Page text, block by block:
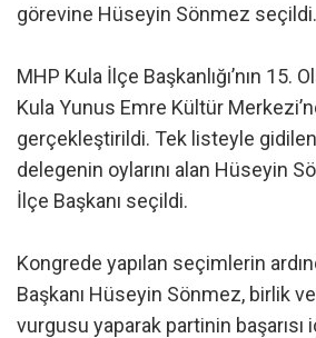
görevine Hüseyin Sönmez seçildi.
MHP Kula İlçe Başkanlığı’nın 15.
Kula Yunus Emre Kültür
gerçekleştirildi. Tek listeyle
delegenin oylarını alan Hüseyin
İlçe Başkanı seçildi.
Kongrede yapılan seçimlerin
Başkanı Hüseyin Sönmez, birlik
vurgusu yaparak partinin başarısı